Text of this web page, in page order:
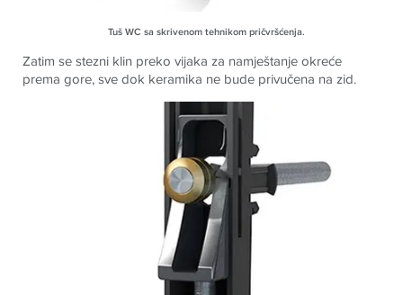
Tuš WC sa skrivenom tehnikom pričvršćenja.
Zatim se stezni klin preko vijaka za namještanje okreće
prema gore, sve dok keramika ne bude privučena na zid.